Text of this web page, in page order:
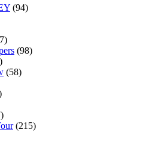
(94)
(98)
(58)
(215)